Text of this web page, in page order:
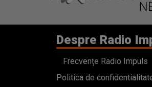
Despre Radio
Frecvențe Radio Impuls
Politica de